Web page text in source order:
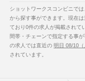
ショットワークスコンビニで
から探す事ができます。現在
ており0件の求人が掲載されて
間帯・チェーンで指定する事
の求人では直近の 明日 08/10（
されています。